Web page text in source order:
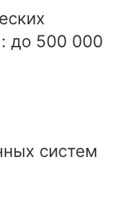
до 500 000
систем